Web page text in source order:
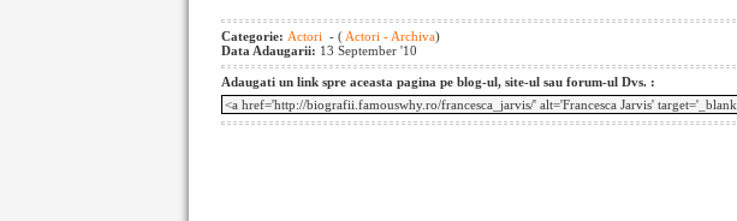
Categorie: Actori - ( Actori - Archiva)
Data Adaugarii: 13 September '10
Adaugati un link spre aceasta pagina pe blog-ul, site-ul sau forum-ul Dvs. :